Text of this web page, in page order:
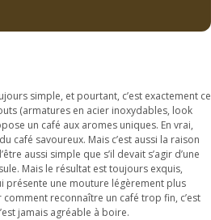
simple, et pourtant, c’est exactement ce
(armatures en acier inoxydables, look
un café aux aromes uniques. En vrai,
café savoureux. Mais c’est aussi la raison
aussi simple que s’il devait s’agir d’une
Mais le résultat est toujours exquis,
présente une mouture légèrement plus
reconnaître un café trop fin, c’est
jamais agréable à boire.